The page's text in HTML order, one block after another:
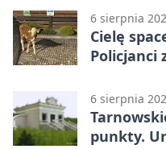
6 sierpnia
Cielę
Policjanci
6 sierpnia
punkty.